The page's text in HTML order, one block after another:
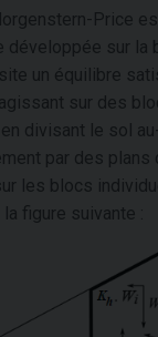
Price
développée sur la
un équilibre
sur des
divisant le sol
par des plans
les blocs
figure suivante :